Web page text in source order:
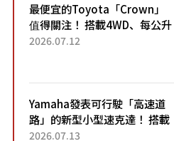
最便宜的Toyota「Crown」
值得關注！ 搭載4WD、每公升
22.4公里低油耗表現超亮眼！
2026.07.12
Yamaha發表可行駛「高速道
路」的新型小型速克達！ 搭載
能享受超強勁「渦輪感」的動
2026.07.13